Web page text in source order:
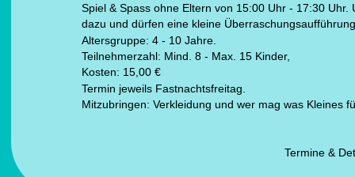
Spiel & Spass ohne Eltern von 15:00 Uhr - 17:30
dazu und dürfen eine kleine
Altersgruppe: 4 - 10 Jahre.
Teilnehmerzahl: Mind. 8 - Max. 15 Kinder,
Kosten: 15,00 €
Termin jeweils Fastnachtsfreitag.
Mitzubringen: Verkleidung und wer mag was Kleines